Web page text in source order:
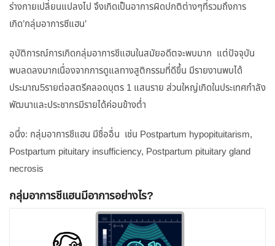
ร่างกายเปลี่ยนแปลงไป จึงเกิดเป็นอาการผิดปกติต่างๆที่รวมถึงการ
เกิด’กลุ่มอาการซีแฮน’
อุบัติการณ์การเกิดกลุ่มอาการชีแฮนในสมัยอดีตจะพบมาก แต่ปัจจุบัน
พบลดลงมากเนื่องจากการดูแลทางสูติกรรมที่ดีขึ้น มีรายงานพบได้
ประมาณ5รายต่อสตรีคลอดบุตร 1 แสนราย ส่วนใหญ่เกิดในประเทศกำลัง
พัฒนาและประชากรมีรายได้ค่อนข้างต่ำ
อนึ่ง: กลุ่มอาการชีแฮน มีชื่ออื่น เช่น Postpartum hypopituitarism,
Postpartum pituitary insufficiency, Postpartum pituitary gland
necrosis
กลุ่มอาการชีแฮนมีอาการอย่างไร?